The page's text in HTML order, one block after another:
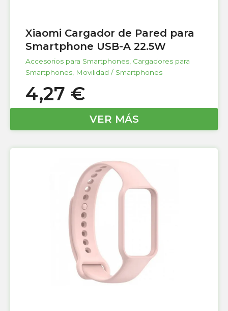
Xiaomi Cargador de Pared para
Smartphone USB-A 22.5W
Accesorios para Smartphones, Cargadores para
Smartphones, Movilidad / Smartphones
4,27 €
VER MÁS